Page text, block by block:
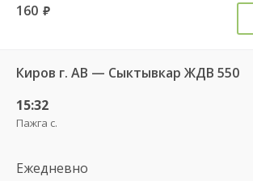
160 руб.
Киров г. АВ — Сыктывкар ЖДВ 550
15:32
Пажга с.
Ежедневно